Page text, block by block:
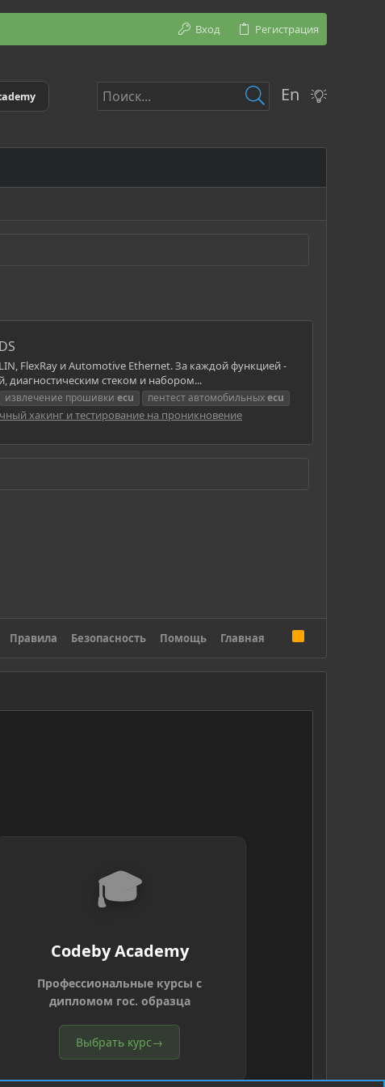
Вход Регистрация
En
FlexRay и Automotive Ethernet. За каждой функцией -
диагностическим стеком и набором...
извлечение прошивки ecu пентест автомобильныхecu
хакинг и тестирование на проникновение
Правила Безопасность Помощь Главная
S
🎓
Codeby Academy
Профессиональные курсы с
дипломом гос. образца
Выбрать курс→